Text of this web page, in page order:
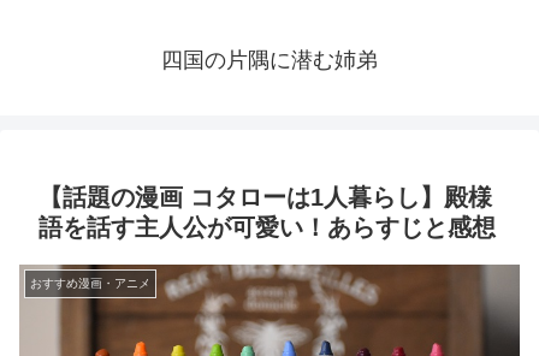
四国の片隅に潜む姉弟
【話題の漫画 コタローは1人暮らし】殿様
語を話す主人公が可愛い！あらすじと感想
おすすめ漫画・アニメ